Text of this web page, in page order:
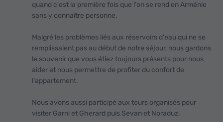
quand c'est la première fois que l'on se rend en Arménie
sans y connaître personne.
Malgré les problèmes liés aux réservoirs d'eau qui ne se
remplissaient pas au début de notre séjour, nous gardons
le souvenir que vous étiez toujours présents pour nous
aider et nous permettre de profiter du confort de
l'appartement.
Nous avons aussi participé aux tours organisés pour
visiter Garni et Gherard puis Sevan et Noraduz.